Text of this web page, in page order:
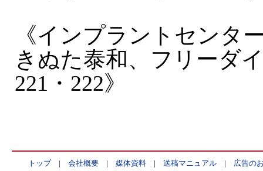
《インプラントセン
きぬた泰和、フリーダ
221・222》
トップ| 会社概要| 媒体資料| 送稿マニュアル| 広告の